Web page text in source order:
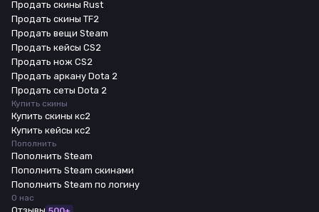
Продать скины Rust
Продать скины TF2
Продать вещи Steam
Продать кейсы CS2
Продать нож CS2
Продать аркану Dota 2
Продать сеты Dota 2
Купить скины
Купить скины кс2
Купить кейсы кс2
Пополнить
Пополнить Steam
Пополнить Steam скинами
Пополнить Steam по логину
О нас